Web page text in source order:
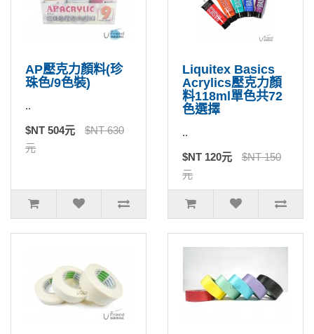
AP壓克力顏料(珍
珠色/9色裝)
..
$NT 504元
$NT 630
元
Liquitex Basics
Acrylics壓克力顏
料118ml單色共72
色選擇
..
$NT 120元
$NT 150
元